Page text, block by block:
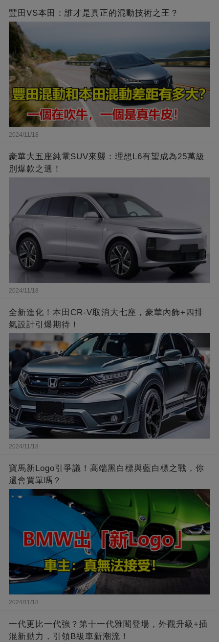
豐田VS本田：誰才是真正的混動技術之王？
2024/11/18
豪華大五座純電SUV來襲：理想L6有望成為25萬級
別爆款之選！
2024/11/18
全新進化！本田CR-V取消大七座，豪華內飾+四排
氣設計引爆期待！
2024/11/18
寶馬新Logo引爭議！高端黑白標與藍白標之戰，你
還會買單嗎？
2024/11/18
一代更比一代強？第十一代雅閣登場，外觀升級+插
混新動力，引領B級車新潮流！